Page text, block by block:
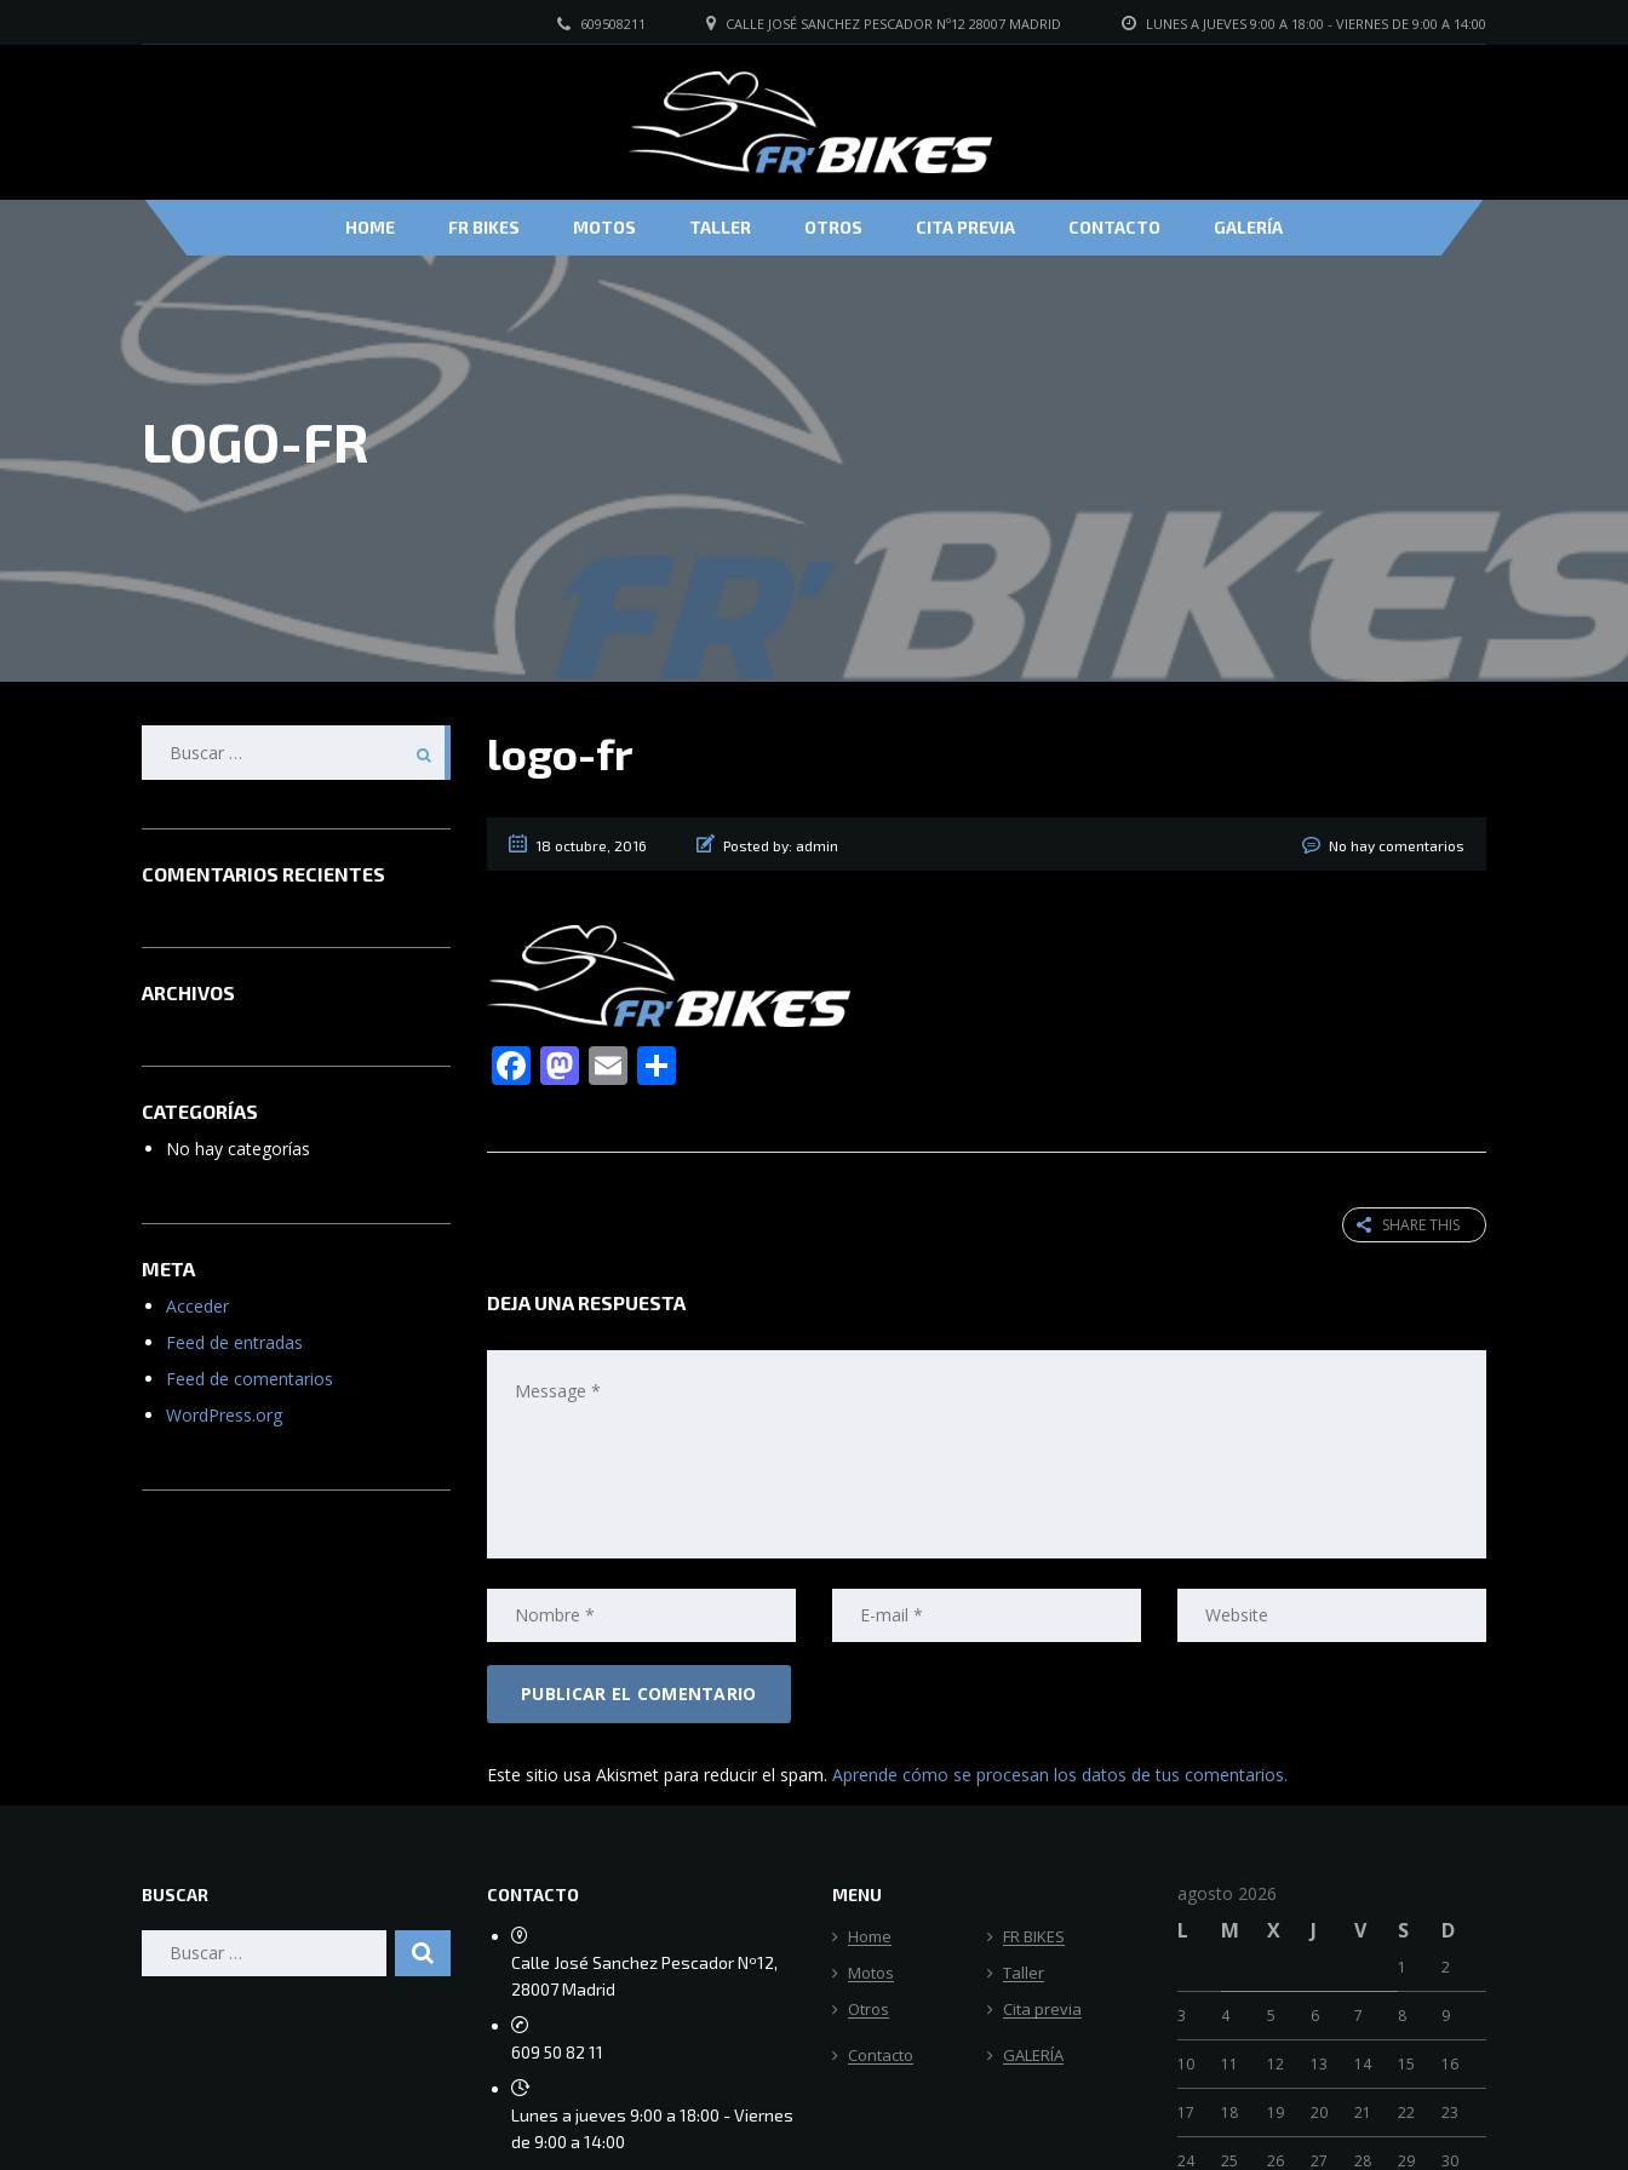
LUNES A JUEVES 9:00 A 18:00 - VIERNES DE 9:00 A 14:00
CALLE JOSÉ SANCHEZ PESCADOR Nº12 28007 MADRID
609508211
HOME FR BIKES MOTOS TALLER OTROS CITA PREVIA CONTACTO GALERÍA
LOGO-FR
logo-fr
18 octubre, 2016 Posted by: admin No hay comentarios
Facebook
Mastodon
Email
SHARE THIS
DEJA UNA RESPUESTA
Este sitio usa Akismet para reducir el spam. Aprende cómo se procesan los datos de tus comentarios.
COMENTARIOS RECIENTES
ARCHIVOS
CATEGORÍAS
No hay categorías
META
Acceder
Feed de entradas
Feed de comentarios
WordPress.org
BUSCAR
Buscar:
CONTACTO
Calle José Sanchez Pescador Nº12,
28007 Madrid
609 50 82 11
Lunes a jueves 9:00 a 18:00 - Viernes
de 9:00 a 14:00
MENU
Home
FR BIKES
Motos
Taller
Otros
Cita previa
Contacto GALERÍA
agosto 2026
L M X J V S D
1 2
3 4 5 6 7 8 9
10 11 12 13 14 15 16
17 18 19 20 21 22 23
24 25 26 27 28 29 30